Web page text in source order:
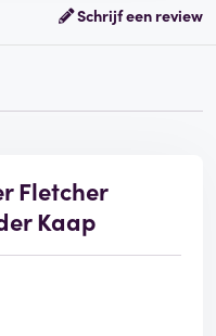
Schrijf een review
Fletcher
Kaap